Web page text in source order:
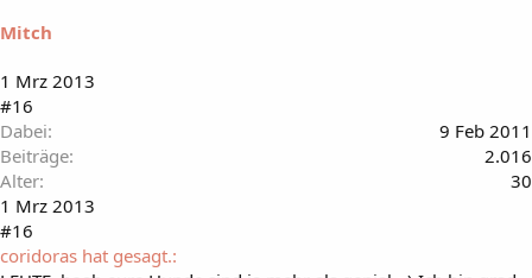
Mitch
1 Mrz 2013
#16
Dabei
9 Feb 2011
Beiträge
2.016
Alter
30
1 Mrz 2013
#16
coridoras hat gesagt.: